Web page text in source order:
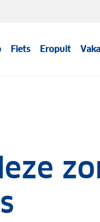
Fiets Eropuit